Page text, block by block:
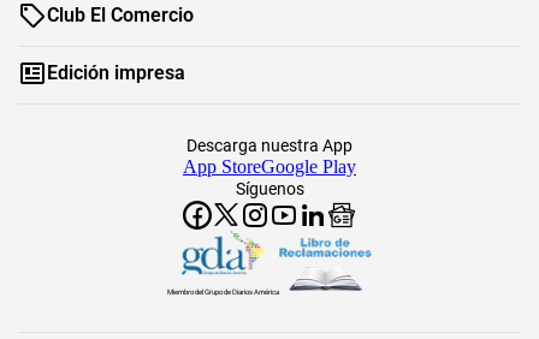
Club El Comercio
Edición impresa
Síguenos
Descarga nuestra App
App StoreGoogle Play
Miembro del Grupo de Diarios América